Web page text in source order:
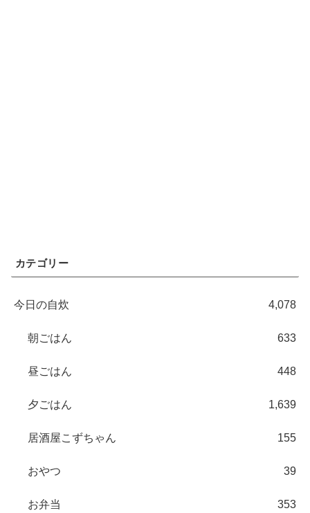
カテゴリー
今日の自炊 4,078
朝ごはん 633
昼ごはん 448
夕ごはん 1,639
居酒屋こずちゃん 155
おやつ 39
お弁当 353